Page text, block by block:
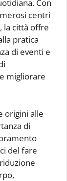
Con
centri
la città offre
pratica
di eventi e
migliorare
origini alle
di
del fare